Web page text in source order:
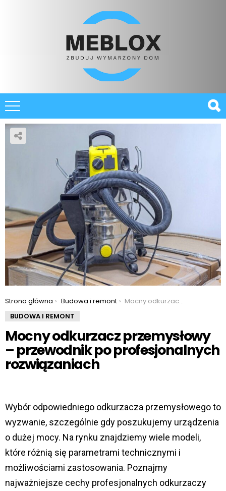
You are here:
Strona główna Budowa i remont
Mocny odkurzacz przemysłowy – przewodnik po profesjonalnych rozwiązaniach
BUDOWA I REMONT
Mocny odkurzacz przemysłowy
– przewodnik po profesjonalnych
rozwiązaniach
Wybór odpowiedniego odkurzacza przemysłowego to
wyzwanie, szczególnie gdy poszukujemy urządzenia
o dużej mocy. Na rynku znajdziemy wiele modeli,
które różnią się parametrami technicznymi i
możliwościami zastosowania. Poznajmy
najważniejsze cechy profesjonalnych odkurzaczy